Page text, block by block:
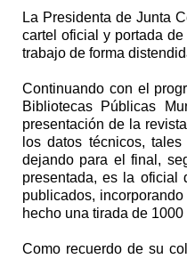
La Presidenta de Junta
cartel oficial y portada
trabajo de forma
Continuando con el
Bibliotecas Públicas
presentación de la
los datos técnicos,
dejando para el final,
presentada, es la
publicados,
hecho una tirada de
Como recuerdo de su